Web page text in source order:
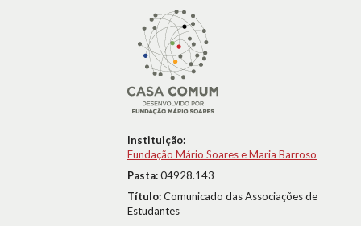
Instituição:
Fundação Mário Soares e Maria Barroso
Pasta:04928.143
Título:Comunicado das Associações de
Estudantes